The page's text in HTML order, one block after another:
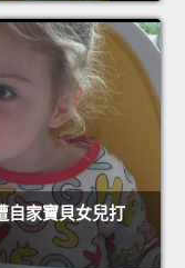
自家寶貝女兒打